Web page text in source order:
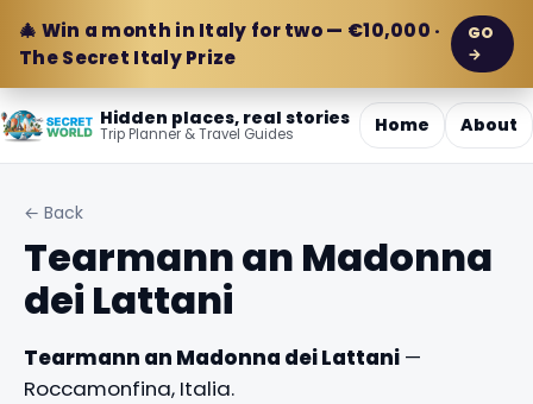
🎄 Win a month in Italy for two — €10,000 ·
The Secret Italy Prize
GO
→
Hidden places, real stories
Trip Planner & Travel Guides Home About
← Back
Tearmann an Madonna
dei Lattani
Tearmann an Madonna dei Lattani —
Roccamonfina, Italia.